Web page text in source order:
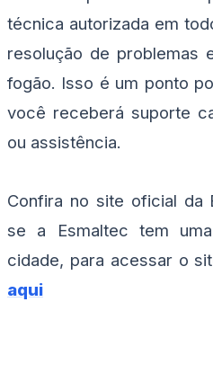
técnica autorizada em
resolução de problemas
fogão. Isso é um ponto
você receberá suporte
ou assistência.
Confira no site oficial da
se a Esmaltec tem
cidade, para acessar o
aqui